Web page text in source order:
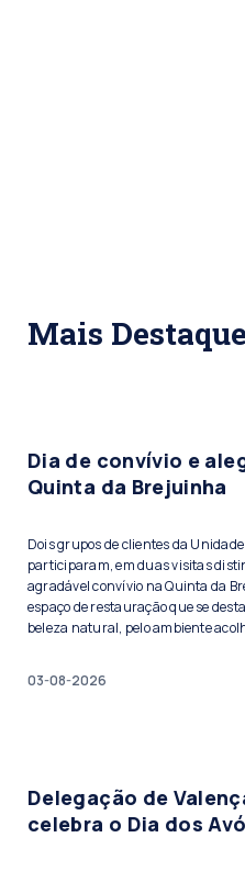
Mais
Dia de convívio e
Quinta da Brejuinha
Dois grupos de clientes da
participaram, em duas visitas
agradável convívio na Quinta da
espaço de restauração que se
beleza natural, pelo ambiente
03-08-2026
Delegação de
celebra o Dia dos